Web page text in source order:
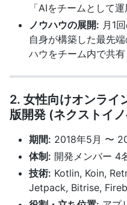
「AIをチームとして
ノウハウの展開: 月1
自身が構築した最先
ハウをチーム内で共有
2. 女性向けオンライ
版開発 (ネクストイ
期間: 2018年5月 〜
体制: 開発メンバー 4
技術: Kotlin, Koin,
Jetpack, Bitrise,